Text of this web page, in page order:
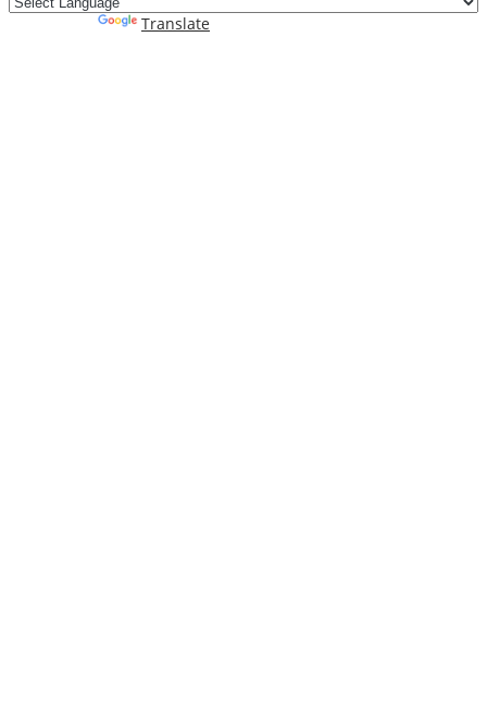
Translate